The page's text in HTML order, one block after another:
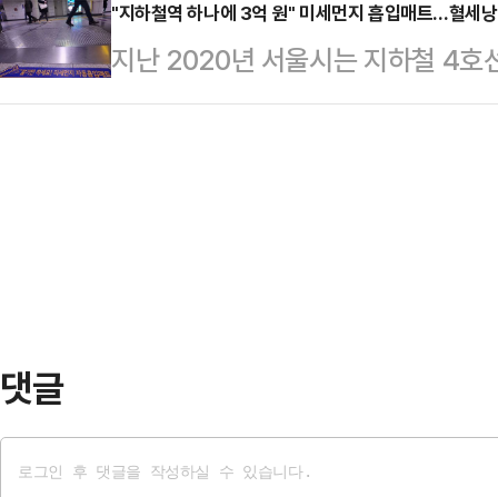
간 만에 계엄 지역의 모든 행정사무
됐고, 계엄사령관에 박안수 육군참
을 멘 계엄군들이 …
가 제기됐기 때문인데, 시민들은 "
스럽게 비대면 처방을 중단하니깐
중단 소식을 듣고 미리 한 달 치 처
"지하철역 하나에 3억 원" 미세먼지 흡입매트…혈세
지난 2020년 서울시는 지하철 4호
곳에 미세먼지 흡입매트를 설치했
댓글